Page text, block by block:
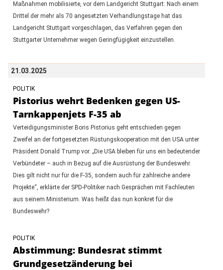
Maßnahmen mobilisierte, vor dem Landgericht Stuttgart: Nach einem
Drittel der mehr als 70 angesetzten Verhandlungstage hat das
Landgericht Stuttgart vorgeschlagen, das Verfahren gegen den
Stuttgarter Unternehmer wegen Geringfügigkeit einzustellen.
21.03.2025
POLITIK
Pistorius wehrt Bedenken gegen US-
Tarnkappenjets F-35 ab
Verteidigungsminister Boris Pistorius geht entschieden gegen
Zweifel an der fortgesetzten Rüstungskooperation mit den USA unter
Präsident Donald Trump vor. „Die USA bleiben für uns ein bedeutender
Verbündeter – auch in Bezug auf die Ausrüstung der Bundeswehr.
Dies gilt nicht nur für die F-35, sondern auch für zahlreiche andere
Projekte“, erklärte der SPD-Politiker nach Gesprächen mit Fachleuten
aus seinem Ministerium. Was heißt das nun konkret für die
Bundeswehr?
POLITIK
Abstimmung: Bundesrat stimmt
Grundgesetzänderung bei